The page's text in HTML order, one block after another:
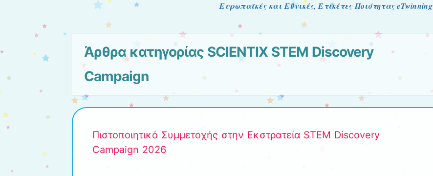
Ευρωπαϊκές και Εθνικές, Ετικέτες Ποιότητας eTwinning
Άρθρα κατηγορίας SCIENTIX STEM Discovery
Campaign
Πιστοποιητικό Συμμετοχής στην Εκστρατεία STEM Discovery
Campaign 2026